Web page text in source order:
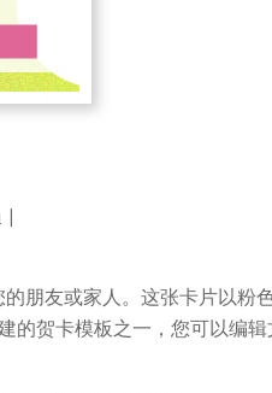
|
朋友或家人。这张卡片以粉
的贺卡模板之一，您可以编